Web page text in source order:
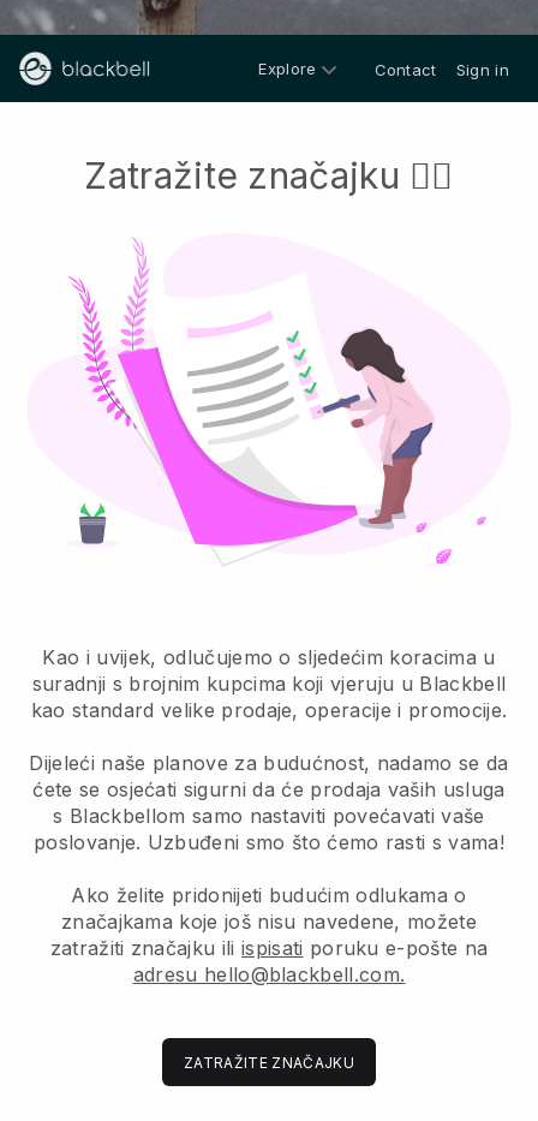
Explore Contact Sign in
Zatražite značajku 👍🏻
Kao i uvijek, odlučujemo o sljedećim koracima u
suradnji s brojnim kupcima koji vjeruju u Blackbell
kao standard velike prodaje, operacije i promocije.
Dijeleći naše planove za budućnost, nadamo se da
ćete se osjećati sigurni da će prodaja vaših usluga
s Blackbellom samo nastaviti povećavati vaše
poslovanje. Uzbuđeni smo što ćemo rasti s vama!
Ako želite pridonijeti budućim odlukama o
značajkama koje još nisu navedene, možete
zatražiti značajku iliispisati poruku e-pošte na
adresu hello@blackbell.com.
ZATRAŽITE ZNAČAJKU